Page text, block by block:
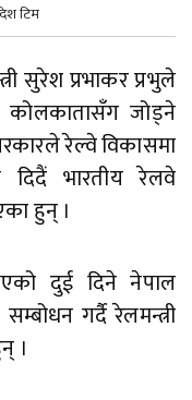
टिम
सुरेश प्रभाकर प्रभुले
कोलकातासँग जोड्ने
रेल्वे विकासमा
दिदैं भारतीय रेलवे
हुन् ।
दुई दिने नेपाल
गर्दै रेलमन्त्री
।